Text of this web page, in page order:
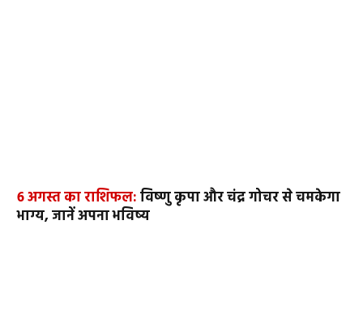
6 अगस्त का राशिफल:विष्णु कृपा और चंद्र गोचर से चमकेगा
भाग्य, जानें अपना भविष्य